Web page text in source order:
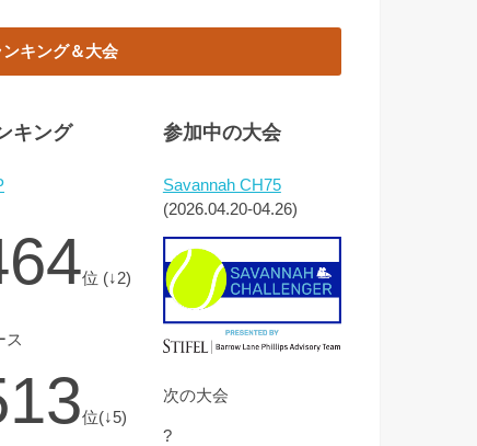
ンキング＆大会
キング
位 (↓2)
ス
位(↓5)
参加中の大会
Savannah CH75
(2026.04.20-04.26)
次の大会
?